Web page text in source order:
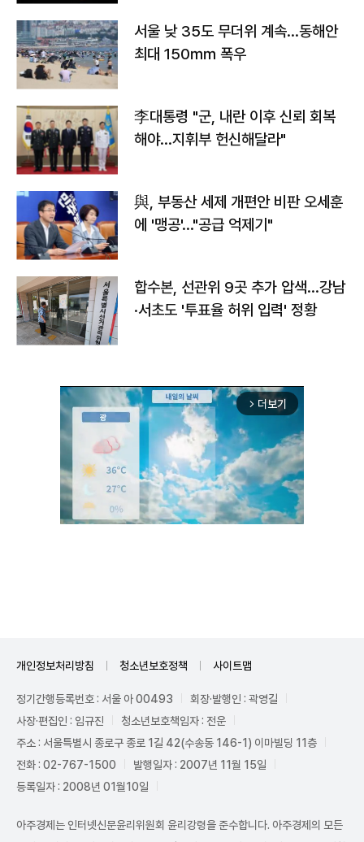
서울 낮 35도 무더위 계속…동해안
최대 150㎜ 폭우
李대통령 "군, 내란 이후 신뢰 회복
해야…지휘부 헌신해달라"
與, 부동산 세제 개편안 비판 오세훈
에 '맹공'…"공급 억제기"
합수본, 선관위 9곳 추가 압색…강남
·서초도 '투표율 허위 입력' 정황
arrow_forward_ios 더보기
개인정보처리방침 청소년보호정책 사이트맵
정기간행등록번호 : 서울 아 00493
회장·발행인 : 곽영길
사장·편집인 : 임규진
청소년보호책임자 : 전운
주소 : 서울특별시 종로구 종로 1길 42(수송동 146-1) 이마빌딩 11층
전화 : 02-767-1500
발행일자 : 2007년 11월 15일
등록일자 : 2008년 01월10일
아주경제는 인터넷신문윤리위원회 윤리강령을 준수합니다. 아주경제의 모든